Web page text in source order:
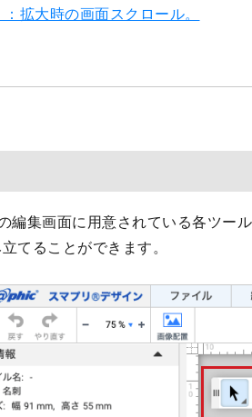
：拡大時の画面スクロール。
編集画面に用意されている各ツー
てることができます。